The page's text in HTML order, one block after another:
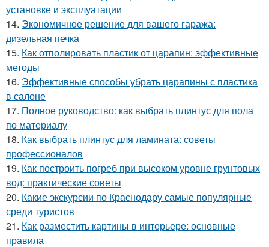
установке и эксплуатации
14. Экономичное решение для вашего гаража:
дизельная печка
15. Как отполировать пластик от царапин: эффективные
методы
16. Эффективные способы убрать царапины с пластика
в салоне
17. Полное руководство: как выбрать плинтус для пола
по материалу
18. Как выбрать плинтус для ламината: советы
профессионалов
19. Как построить погреб при высоком уровне грунтовых
вод: практические советы
20. Какие экскурсии по Краснодару самые популярные
среди туристов
21. Как разместить картины в интерьере: основные
правила